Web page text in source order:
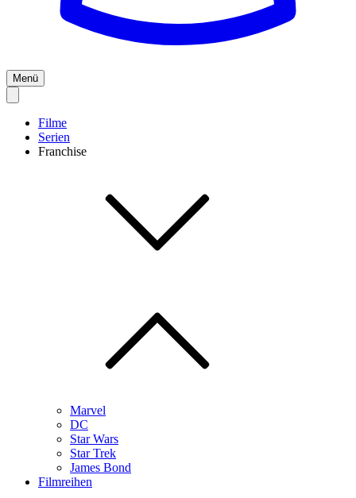
Menü
Filme
Serien
Franchise
Marvel
DC
Star Wars
Star Trek
James Bond
Filmreihen